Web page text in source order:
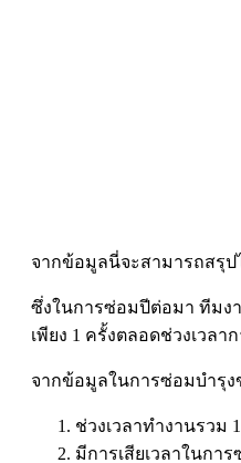
จากข้อมูลนี่จะสามารถสรุป
ซึ่งในการซ่อมปีต่อมา ทีมง
เพียง 1 ครั้งตลอดช่วงเวล
จากข้อมูลในการซ่อมบำรุง
ช่วงเวลาทำงานรวม
มีการเสียเวลาในกา